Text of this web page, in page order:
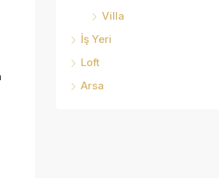
Villa
İş Yeri
Loft
Arsa